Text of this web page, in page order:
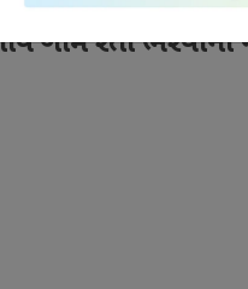
ગામે રેતી ભરવાની